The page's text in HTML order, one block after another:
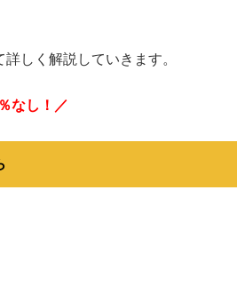
しく解説していきます。
なし！／